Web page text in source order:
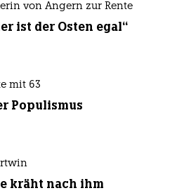
von Angern zur Rente
ist der Osten egal“
mit 63
Populismus
kräht nach ihm